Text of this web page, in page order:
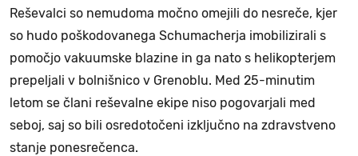
Reševalci so nemudoma močno omejili do nesreče, kjer
so hudo poškodovanega Schumacherja imobilizirali s
pomočjo vakuumske blazine in ga nato s helikopterjem
prepeljali v bolnišnico v Grenoblu. Med 25-minutim
letom se člani reševalne ekipe niso pogovarjali med
seboj, saj so bili osredotočeni izključno na zdravstveno
stanje ponesrečenca.